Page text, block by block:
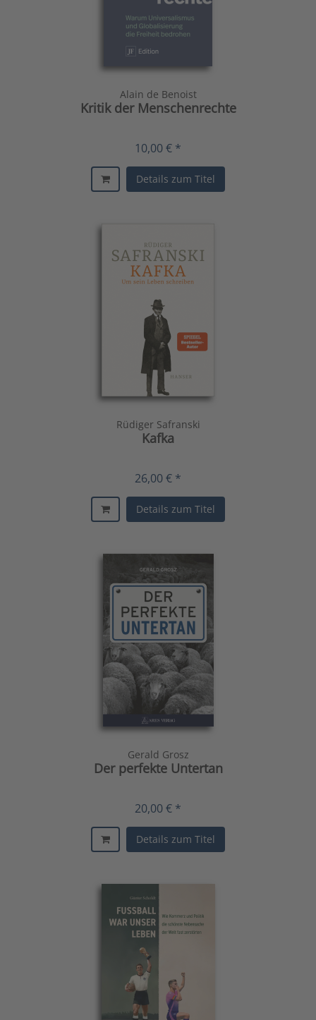
Alain de Benoist
Kritik der Menschenrechte
10,00 € *
Details zum Titel
Rüdiger Safranski
Kafka
26,00 € *
Details zum Titel
Gerald Grosz
Der perfekte Untertan
20,00 € *
Details zum Titel